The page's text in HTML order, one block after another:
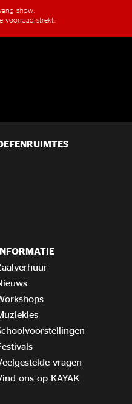
show.
voorraad strekt.
vragen
ons op KAYAK